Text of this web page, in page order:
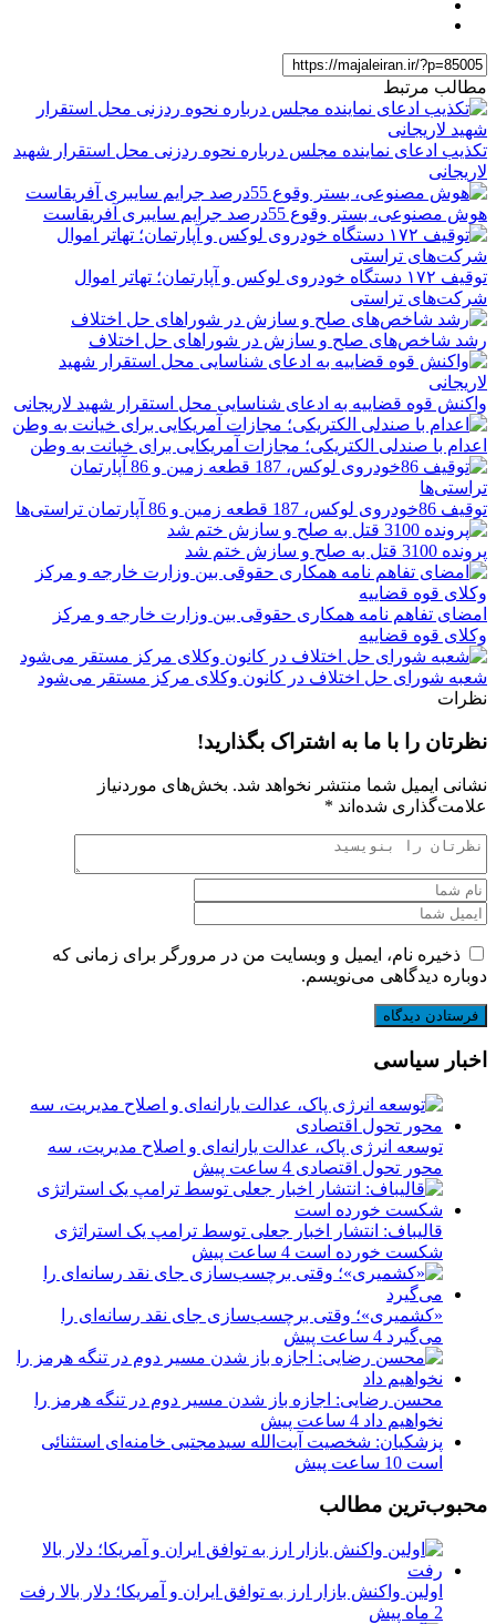
مطالب مرتبط
تکذیب ادعای نماینده مجلس درباره نحوه ردزنی محل استقرار شهید
لاریجانی
هوش مصنوعی، بستر وقوع 55درصد جرایم سایبری آفریقاست
توقیف ۱۷۲ دستگاه خودروی لوکس و آپارتمان؛ تهاتر اموال
شرکت‌های تراستی
رشد شاخص‌های صلح و سازش در شوراهای حل اختلاف
واکنش قوه قضاییه به ادعای شناسایی محل استقرار شهید لاریجانی
اعدام با صندلی الکتریکی؛ مجازات آمریکایی برای خیانت به وطن
توقیف 86خودروی لوکس، 187 قطعه زمین و 86 آپارتمان تراستی‌ها
پرونده 3100 قتل به صلح و سازش ختم شد
امضای تفاهم نامه همکاری حقوقی بین وزارت خارجه و مرکز
وکلای قوه قضاییه
شعبه شورای حل اختلاف در کانون وکلای مرکز مستقر می‌شود
نظرات
نظرتان را با ما به اشتراک بگذارید!
نشانی ایمیل شما منتشر نخواهد شد. بخش‌های موردنیاز
علامت‌گذاری شده‌اند *
ذخیره نام، ایمیل و وبسایت من در مرورگر برای زمانی که
دوباره دیدگاهی می‌نویسم.
اخبار سیاسی
توسعه انرژی پاک، عدالت یارانه‌ای و اصلاح مدیریت، سه
محور تحول اقتصادی 4 ساعت پیش
قالیباف: انتشار اخبار جعلی توسط ترامپ یک استراتژی
شکست خورده است 4 ساعت پیش
«کشمیری»؛ وقتی برچسب‌سازی جای نقد رسانه‌ای را
می‌گیرد 4 ساعت پیش
محسن رضایی: اجازه باز شدن مسیر دوم در تنگه هرمز را
نخواهیم داد 4 ساعت پیش
پزشکیان: شخصیت آیت‌الله سیدمجتبی خامنه‌ای استثنائی
است 10 ساعت پیش
محبوب‌ترین مطالب
اولین واکنش بازار ارز به توافق ایران و آمریکا؛ دلار بالا رفت
2 ماه پیش